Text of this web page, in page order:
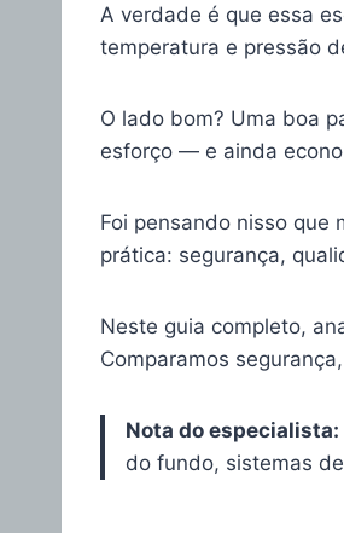
A verdade é que essa
temperatura e pressão
O lado bom? Uma boa
esforço — e ainda
Foi pensando nisso que
prática: segurança,
Neste guia completo,
Comparamos
Nota do especialista:
do fundo, sistemas